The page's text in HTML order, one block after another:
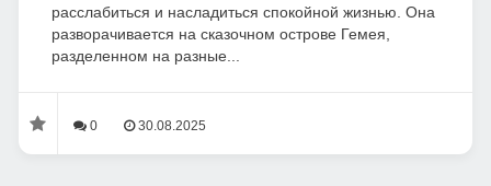
расслабиться и насладиться спокойной жизнью. Она
разворачивается на сказочном острове Гемея,
разделенном на разные...
0 30.08.2025